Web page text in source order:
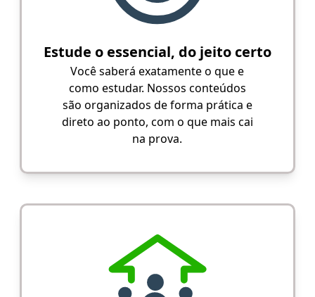
Estude o essencial, do jeito certo
Você saberá exatamente o que e
como estudar. Nossos conteúdos
são organizados de forma prática e
direto ao ponto, com o que mais cai
na prova.